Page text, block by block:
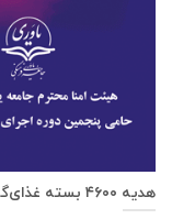
هدیه ۴۶۰۰ بسته غذای‌گرم به پنجمین دوره اجرای، طرح افطار ۲۰